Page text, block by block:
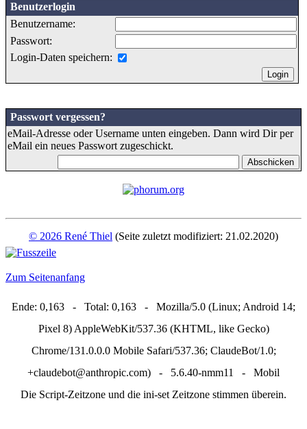
Benutzerlogin
Benutzername:
Passwort:
Login-Daten speichern:
Passwort vergessen?
eMail-Adresse oder Username unten eingeben. Dann wird Dir per
eMail ein neues Passwort zugeschickt.
© 2026 René Thiel (Seite zuletzt modifiziert: 21.02.2020)
Zum Seitenanfang
Ende: 0,163 - Total: 0,163 - Mozilla/5.0 (Linux; Android 14;
Pixel 8) AppleWebKit/537.36 (KHTML, like Gecko)
Chrome/131.0.0.0 Mobile Safari/537.36; ClaudeBot/1.0;
+claudebot@anthropic.com) - 5.6.40-nmm11 - Mobil
Die Script-Zeitzone und die ini-set Zeitzone stimmen überein.